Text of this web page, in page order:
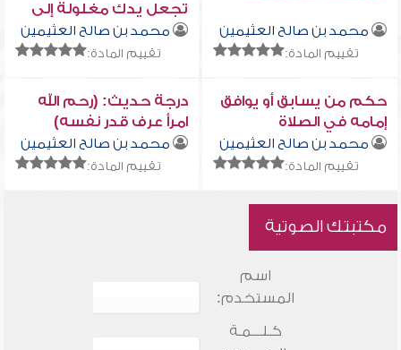
محمد بن صالح العثيمين
تقييم المادة:
تجعل يدك مغلولة إلى
عنقك)
محمد بن صالح العثيمين
تقييم المادة:
حكم من يسابق أو يوافق
إمامه في الصلاة
محمد بن صالح العثيمين
تقييم المادة:
درجة حديث: (رحم الله
امرأ عرف قدر نفسه)
محمد بن صالح العثيمين
تقييم المادة:
مكتبتك الصوتية
اسم
المستخدم:
كـلـــمـة